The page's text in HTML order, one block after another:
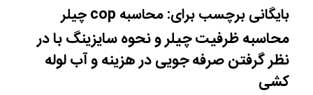
بایگانی برچسب برای:محاسبه cop چیلر
محاسبه ظرفیت چیلر و نحوه سایزینگ با در
نظر گرفتن صرفه جویی در هزینه و آب لوله
کشی